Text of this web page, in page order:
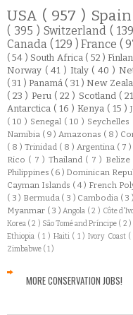
USA ( 957 ) Spain
( 395 ) Switzerland (
Canada ( 129 )France (
( 54 ) South Africa ( 52 )
Norway ( 41 ) Italy ( 40 )
( 31 )Panamá ( 31 ) New
( 23 ) Peru ( 22 ) Scotland (
Antarctica ( 16 ) Kenya ( 15 )
( 10 ) Senegal ( 10 ) Seychelles
Namibia ( 9 ) Amazonas ( 8 )
( 8 ) Trinidad ( 8 ) Argentina ( 7 )
Rico ( 7 ) Thailand ( 7 ) Belize
Philippines ( 6 ) Dominican
Cayman Islands ( 4 ) French
( 3 ) Bermuda ( 3 ) Cambodia ( 3 )
Myanmar ( 3 )Angola ( 2 ) Côte
Korea ( 2 ) São Tomé and Príncipe ( 2 )
Ethiopia ( 1 ) Haiti ( 1 ) Ivory Coast (
Zimbabwe ( 1 )
MORE CONSERVATION JOBS!